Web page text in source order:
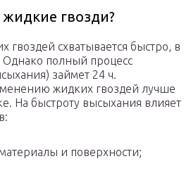
жидкие гвозди?
гвоздей схватывается быстро, в
Однако полный процесс
займет 24 ч.
жидких гвоздей лучше
На быстроту высыхания влияет
и поверхности;